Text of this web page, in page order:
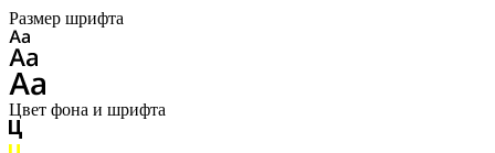
Размер шрифта
Цвет фона и шрифта